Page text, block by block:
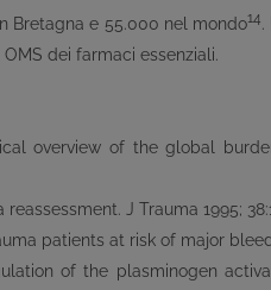
Bretagna e 55.000 nel mondo14.
dei farmaci essenziali.
overview of the global
J Trauma 1995;
patients at risk of major
of the plasminogen